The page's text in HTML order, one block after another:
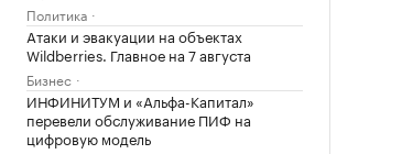
Политика
Атаки и эвакуации на объектах
Wildberries. Главное на 7 августа
Бизнес
ИНФИНИТУМ и «Альфа-Капитал»
перевели обслуживание ПИФ на
цифровую модель